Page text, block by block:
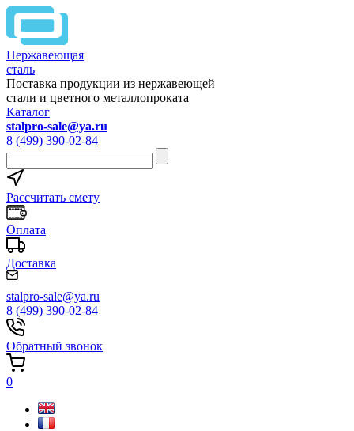
Нержавеющая
сталь
Поставка продукции из нержавеющей
стали и цветного металлопроката
Каталог
stalpro-sale@ya.ru
8 (499) 390-02-84
Рассчитать смету
Оплата
Доставка
stalpro-sale@ya.ru
8 (499) 390-02-84
Обратный звонок
0